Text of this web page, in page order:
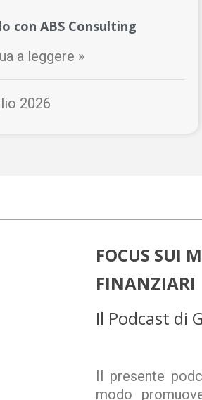
con ABS Consulting
a leggere »
2026
FOCUS SUI
FINANZIARI
Il Podcast di
Il presente
modo